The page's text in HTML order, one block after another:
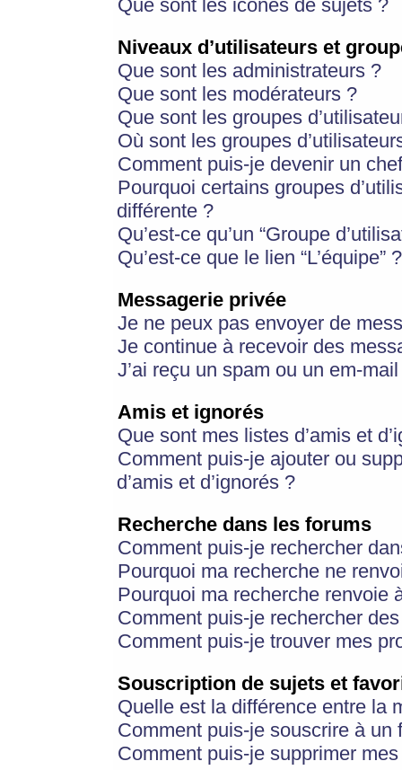
Que sont les icônes de sujets ?
Niveaux d’utilisateurs et
Que sont les administrateurs ?
Que sont les modérateurs ?
Que sont les groupes
Où sont les groupes
Comment puis-je devenir un
Pourquoi certains groupes
différente ?
Qu’est-ce qu’un “Groupe
Qu’est-ce que le lien “L’équipe” ?
Messagerie privée
Je ne peux pas envoyer de
Je continue à recevoir des
J’ai reçu un spam ou un em-
Amis et ignorés
Que sont mes listes d’amis et
Comment puis-je ajouter ou
d’amis et d’ignorés ?
Recherche dans les forums
Comment puis-je rechercher
Pourquoi ma recherche ne
Pourquoi ma recherche renvoie
Comment puis-je rechercher
Comment puis-je trouver mes
Souscription de sujets et
Quelle est la différence entre la
Comment puis-je souscrire à
Comment puis-je supprimer